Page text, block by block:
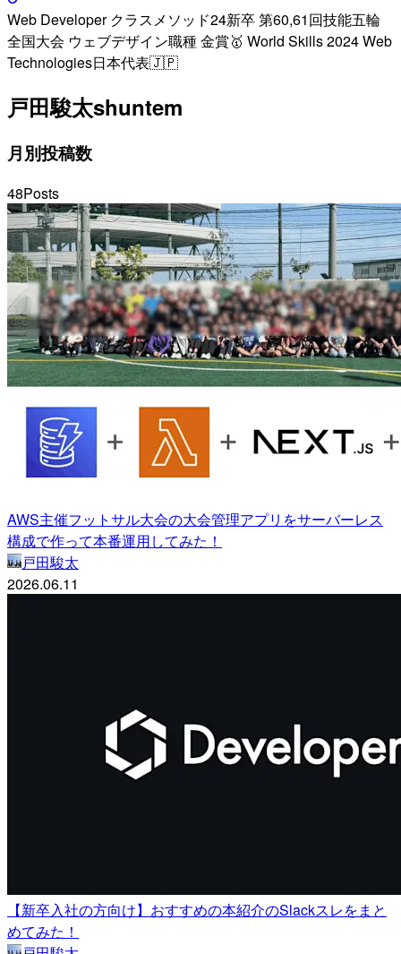
Web Developer クラスメソッド24新卒 第60,61回技能五輪
全国大会 ウェブデザイン職種 金賞🥇 World Skills 2024 Web
Technologies日本代表🇯🇵
戸田駿太shuntem
月別投稿数
48Posts
AWS主催フットサル大会の大会管理アプリをサーバーレス
構成で作って本番運用してみた！
戸田駿太
2026.06.11
【新卒入社の方向け】おすすめの本紹介のSlackスレをまと
めてみた！